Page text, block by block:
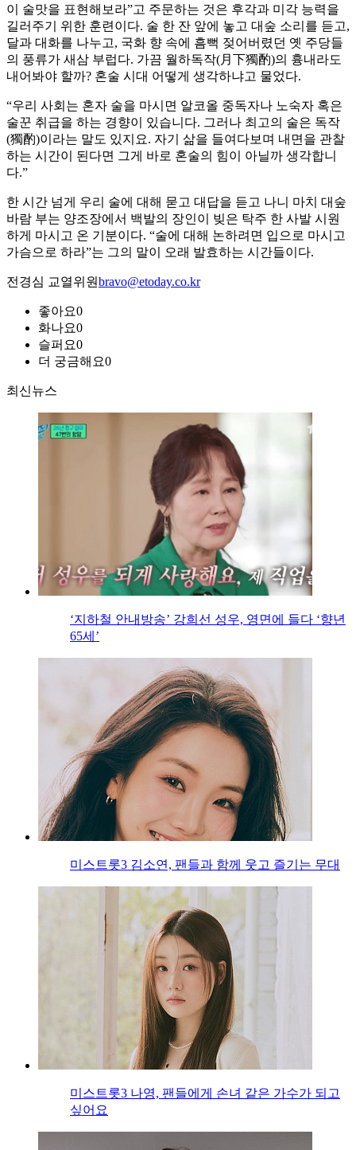
이 술맛을 표현해보라”고 주문하는 것은 후각과 미각 능력을
길러주기 위한 훈련이다. 술 한 잔 앞에 놓고 대숲 소리를 듣고,
달과 대화를 나누고, 국화 향 속에 흠뻑 젖어버렸던 옛 주당들
의 풍류가 새삼 부럽다. 가끔 월하독작(月下獨酌)의 흉내라도
내어봐야 할까? 혼술 시대 어떻게 생각하냐고 물었다.
“우리 사회는 혼자 술을 마시면 알코올 중독자나 노숙자 혹은
술꾼 취급을 하는 경향이 있습니다. 그러나 최고의 술은 독작
(獨酌)이라는 말도 있지요. 자기 삶을 들여다보며 내면을 관찰
하는 시간이 된다면 그게 바로 혼술의 힘이 아닐까 생각합니
다.”
한 시간 넘게 우리 술에 대해 묻고 대답을 듣고 나니 마치 대숲
바람 부는 양조장에서 백발의 장인이 빚은 탁주 한 사발 시원
하게 마시고 온 기분이다. “술에 대해 논하려면 입으로 마시고
가슴으로 하라”는 그의 말이 오래 발효하는 시간들이다.
전경심 교열위원bravo@etoday.co.kr
좋아요0
화나요0
슬퍼요0
더 궁금해요0
최신뉴스
‘지하철 안내방송’ 강희선 성우, 영면에 들다 ‘향년
65세’
미스트롯3 김소연, 팬들과 함께 웃고 즐기는 무대
미스트롯3 나영, 팬들에게 손녀 같은 가수가 되고
싶어요